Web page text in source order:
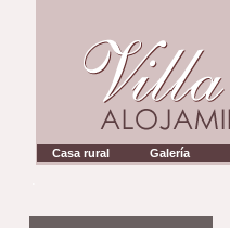
Casa rural Galería